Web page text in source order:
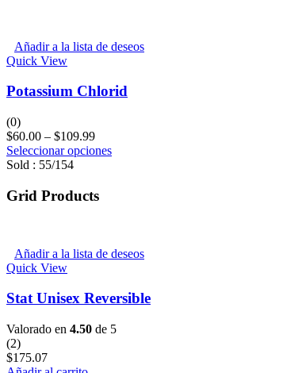
Añadir a la lista de deseos
Quick View
Potassium Chlorid
(0)
$60.00 – $109.99
Seleccionar opciones
Sold : 55/154
Grid Products
Añadir a la lista de deseos
Quick View
Stat Unisex Reversible
Valorado en 4.50 de 5
(2)
$175.07